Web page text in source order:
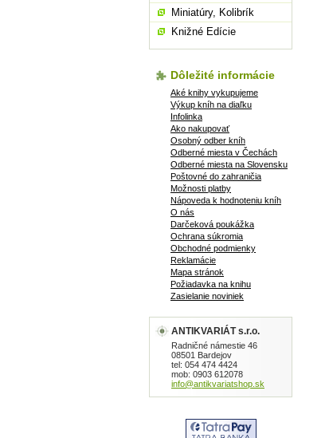
Miniatúry, Kolibrík
Knižné Edície
Dôležité informácie
Aké knihy vykupujeme
Výkup kníh na diaľku
Infolinka
Ako nakupovať
Osobný odber kníh
Odberné miesta v Čechách
Odberné miesta na Slovensku
Poštovné do zahraničia
Možnosti platby
Nápoveda k hodnoteniu kníh
O nás
Darčeková poukážka
Ochrana súkromia
Obchodné podmienky
Reklamácie
Mapa stránok
Požiadavka na knihu
Zasielanie noviniek
ANTIKVARIÁT s.r.o.
Radničné námestie 46
08501 Bardejov
tel: 054 474 4424
mob: 0903 612078
info@antikvariatshop.sk